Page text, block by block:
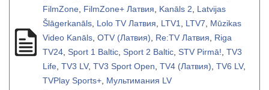
FilmZone FilmZone+ Латвия Kanāls 2
Latvijas
Šlāgerkanāls Lolo TV Латвия LTV1 LTV7
Mūzikas
Video Kanāls OTV (Латвия) Re:TV Латвия
Riga
TV24 Sport 1 Baltic Sport 2 Baltic STV Pirmā! TV3
Life TV3 LV, TV3 Sport Open TV4 (Латвия) TV6 LV,
TVPlay Sports+ Мультимания LV